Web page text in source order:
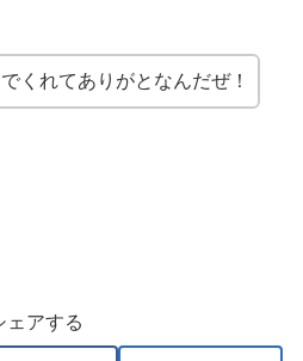
くれてありがとなんだぜ！
ェアする